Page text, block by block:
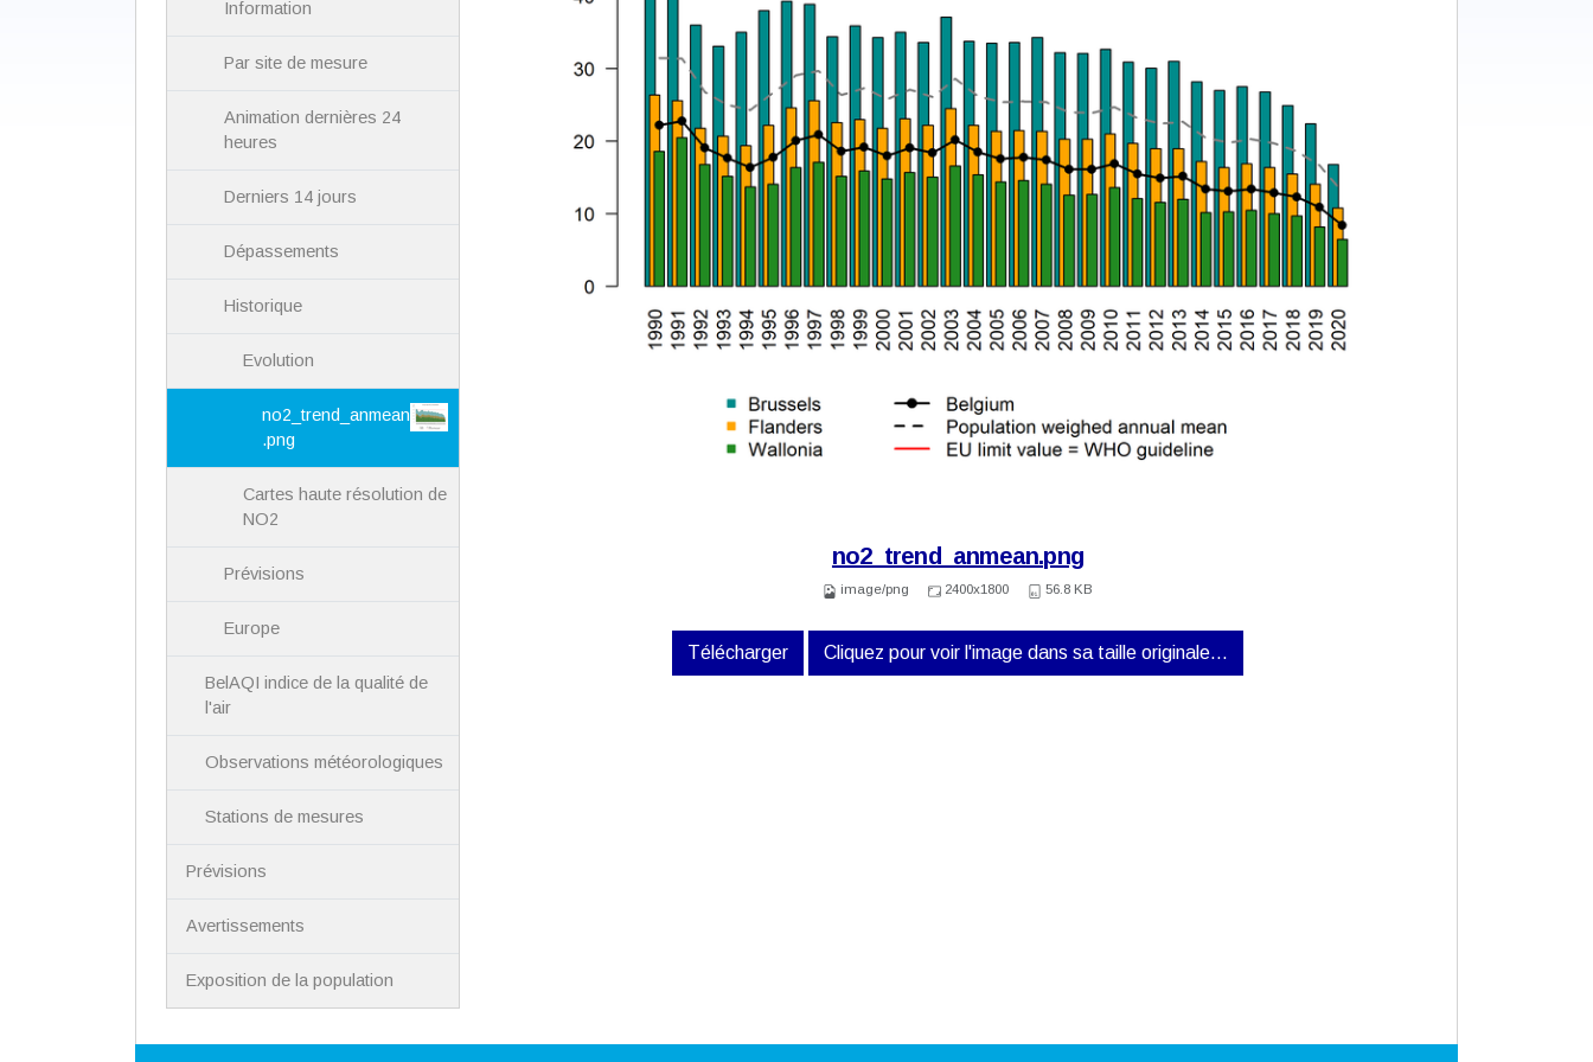
no2_trend_anmean.png
image/png 2400x1800 56.8 KB
Télécharger Cliquez pour voir l'image dans sa taille originale…
Information
Par site de mesure
Animation dernières 24
heures
Derniers 14 jours
Dépassements
Historique
Evolution
no2_trend_anmean
.png
Cartes haute résolution de
NO2
Prévisions
Europe
BelAQI indice de la qualité de
l'air
Observations météorologiques
Stations de mesures
Prévisions
Avertissements
Exposition de la population